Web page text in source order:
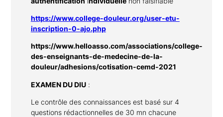
https://www.college-douleur.org/user-etu-
inscription-0-ajo.php
https://www.helloasso.com/associations/college-
des-enseignants-de-medecine-de-la-
douleur/adhesions/cotisation-cemd-2021
EXAMEN DU DIU:
Le contrôle des connaissances est basé sur 4
questions rédactionnelles de 30 mn chacune